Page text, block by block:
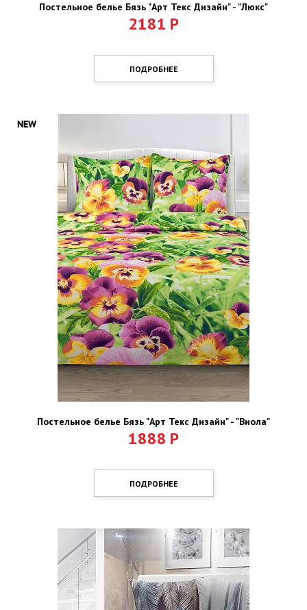
Постельное белье Бязь "Арт Текс Дизайн" - "Люкс"
2181 Р
ПОДРОБНЕЕ
Постельное белье Бязь "Арт Текс Дизайн" - "Виола"
1888 Р
ПОДРОБНЕЕ